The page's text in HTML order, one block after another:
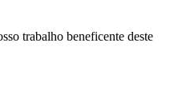
trabalho beneficente deste